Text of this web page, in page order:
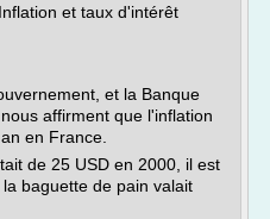
et taux d'intérêt
et la Banque
affirment que l'inflation
en France.
de 25 USD en 2000, il est
baguette de pain valait